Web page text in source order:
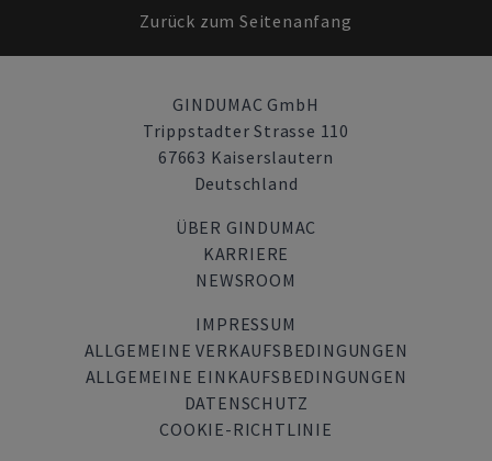
Zurück zum Seitenanfang
GINDUMAC GmbH
Trippstadter Strasse 110
67663 Kaiserslautern
Deutschland
ÜBER GINDUMAC
KARRIERE
NEWSROOM
IMPRESSUM
ALLGEMEINE VERKAUFSBEDINGUNGEN
ALLGEMEINE EINKAUFSBEDINGUNGEN
DATENSCHUTZ
COOKIE-RICHTLINIE